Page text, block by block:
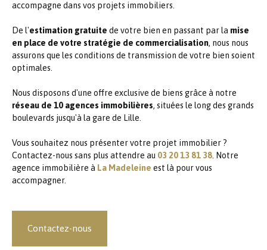
accompagne dans vos projets immobiliers.
De l'estimation gratuite de votre bien en passant par la mise
en place de votre stratégie de commercialisation, nous nous
assurons que les conditions de transmission de votre bien soient
optimales.
Nous disposons d'une offre exclusive de biens grâce à notre
réseau de 10 agences immobilières, situées le long des grands
boulevards jusqu'à la gare de Lille.
Vous souhaitez nous présenter votre projet immobilier ?
Contactez-nous sans plus attendre au 03 20 13 81 38 . Notre
agence immobilière à La Madeleine est là pour vous
accompagner.
Contactez-nous